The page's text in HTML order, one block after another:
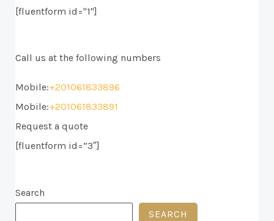
[fluentform id="1"]
Call us at the following numbers
Mobile:+201061833896
Mobile:+201061833891
Request a quote
[fluentform id=”3″]
Search
SEARCH